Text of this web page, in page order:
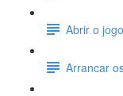
Abrir o jogo
Arrancar